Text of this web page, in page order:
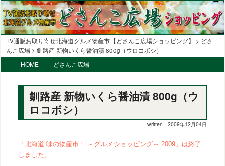
TV通販お取り寄せ北海道グルメ物産市【どさんこ広場ショッピング】 > どさ
んこ広場 > 釧路産 新物いくら醤油漬 800g（ウロコボシ）
イ
メ
ン
コ
テ
ン
サ
コ
ン
ン
ツ
HOME どさんこ広場
釧路産 新物いくら醤油漬 800g（ウ
ロコボシ）
written：2009年12月04日
「北海道 味の物産市！ ～グルメショッピング～ 2009」は終了
しました。